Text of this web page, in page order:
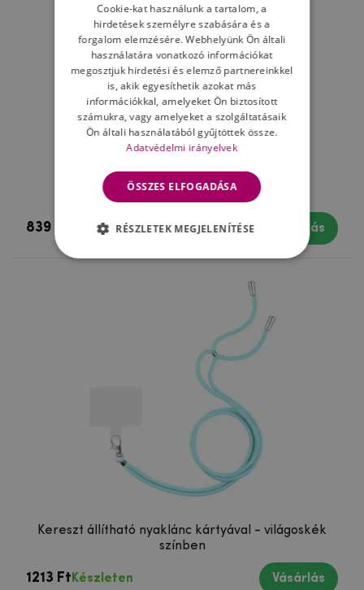
Nylon tok kártya a nyaklánchoz - kék
839 Ft Készleten Vásárlás
Kereszt állítható nyaklánc kártyával - világoskék
színben
1213 Ft Készleten Vásárlás
Cookie-kat használunk a tartalom, a
hirdetések személyre szabására és a
forgalom elemzésére. Webhelyünk Ön általi
használatára vonatkozó információkat
megosztjuk hirdetési és elemző partnereinkkel
is, akik egyesíthetik azokat más
információkkal, amelyeket Ön biztosított
számukra, vagy amelyeket a szolgáltatásaik
Ön általi használatából gyűjtöttek össze.
Adatvédelmi irányelvek
ÖSSZES ELFOGADÁSA
RÉSZLETEK MEGJELENÍTÉSE